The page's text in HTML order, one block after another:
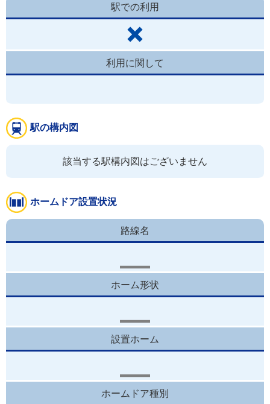
駅での利用
利用に関して
駅の構内図
該当する駅構内図はございません
ホームドア設置状況
路線名
ホーム形状
設置ホーム
ホームドア種別